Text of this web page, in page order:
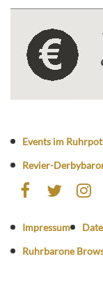
Events im
Revier-
Impressum
Ruhrbarone